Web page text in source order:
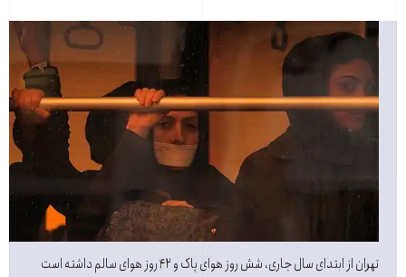
تهران از ابتدای سال جاری، شش روز هوای پاک و ۴۲ روز هوای سالم داشته است